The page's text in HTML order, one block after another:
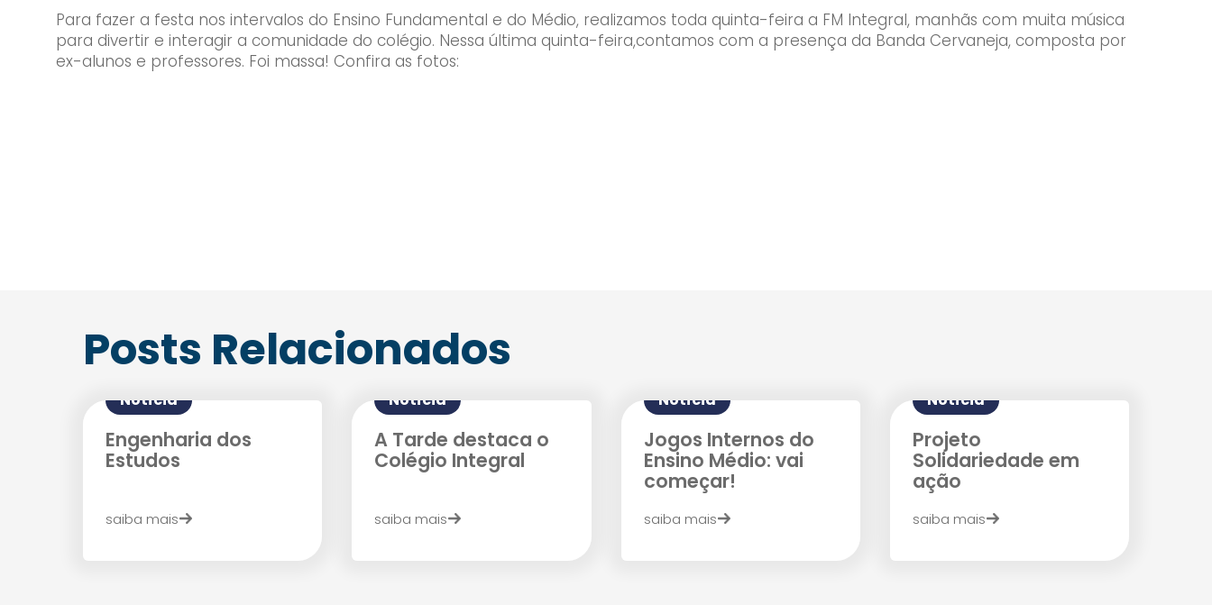
Para fazer a festa nos intervalos do Ensino Fundamental e do Médio, realizamos toda quinta-feira a FM Integral, manhãs com muita música
para divertir e interagir a comunidade do colégio. Nessa última quinta-feira,contamos com a presença da Banda Cervaneja, composta por
ex-alunos e professores. Foi massa! Confira as fotos:
Posts Relacionados
Notícia
Engenharia dos
Estudos
saiba mais
Notícia
A Tarde destaca o
Colégio Integral
saiba mais
Notícia
Jogos Internos do
Ensino Médio: vai
começar!
saiba mais
Notícia
Projeto
Solidariedade em
ação
saiba mais
Agende uma visita